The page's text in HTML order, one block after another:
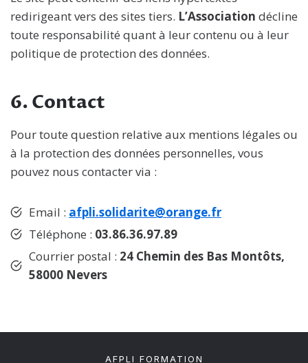
redirigeant vers des sites tiers. L’Association décline
toute responsabilité quant à leur contenu ou à leur
politique de protection des données.
6.Contact
Pour toute question relative aux mentions légales ou
à la protection des données personnelles, vous
pouvez nous contacter via :
Email : afpli.solidarite@orange.fr
Téléphone : 03.86.36.97.89
Courrier postal : 24 Chemin des Bas Montôts,
58000 Nevers
AFPLI FORMATION